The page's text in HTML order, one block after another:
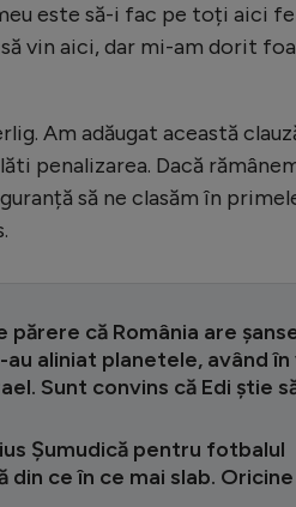
este să-i fac pe toți aici
vin aici, dar mi-am dorit
Am adăugat această
penalizarea. Dacă
să ne clasăm în
părere că România are
au aliniat planetele, având
Sunt convins că Edi știe
Șumudică pentru fotbalul
din ce în ce mai slab.